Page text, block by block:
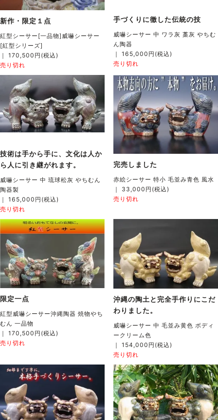
新作・限定１点
紅型シーサー[一品物]威嚇シーサー
[紅型シリーズ]
｜ 170,500円(税込)
売り切れ
手づくりに徹した伝統の技
威嚇シーサー 中 ワラ灰 藁灰 やちむ
ん陶器
｜ 165,000円(税込)
売り切れ
技術は手から手に、文化は人か
ら人に引き継がれます。
威嚇シーサー 中 琉球松灰 やちむん
陶器製
｜ 165,000円(税込)
売り切れ
完売しました
赤絵シーサー 特小 毛並み青色 風水
｜ 33,000円(税込)
売り切れ
限定一点
紅型威嚇シーサー沖縄陶器 焼物やち
むん 一品物
｜ 170,500円(税込)
売り切れ
沖縄の陶土と完全手作りにこだ
わりました。
威嚇シーサー 中 毛並み黄色 ボディ
ークリーム色
｜ 154,000円(税込)
売り切れ